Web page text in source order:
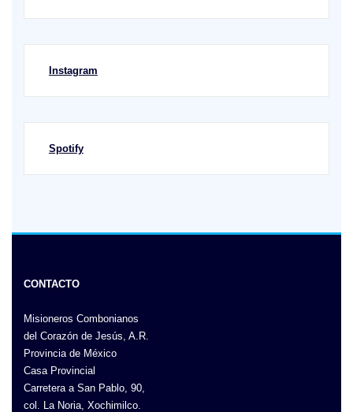
Instagram
Spotify
CONTACTO
Misioneros Combonianos
del Corazón de Jesús, A.R.
Provincia de México
Casa Provincial
Carretera a San Pablo, 90,
col. La Noria, Xochimilco.